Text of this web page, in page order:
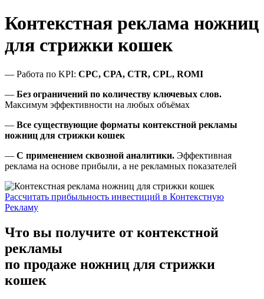
Контекстная реклама ножниц
для стрижки кошек
— Работа по KPI: CPC, CPA, CTR, CPL, ROMI
— Без ограничений по количеству ключевых слов.
Максимум эффективности на любых объёмах
— Все существующие форматы контекстной рекламы
ножниц для стрижки кошек
— С применением сквозной аналитики. Эффективная
реклама на основе прибыли, а не рекламных показателей
Рассчитать прибыльность инвестиций в Контекстную
Рекламу
Что вы получите от контекстной
рекламы
по продаже ножниц для стрижки
кошек